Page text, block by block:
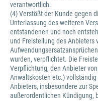
verantwortlich.
(4) Verstößt der Kunde gegen
Unterlassung des weiteren
entstandenen und noch
und Freistellung des Anbieters
wurden, verpflichtet. Die
Verpflichtung, den Anbieter
Anwaltskosten etc.)
Anbieters, insbesondere zur
außerordentlichen Kündigung,